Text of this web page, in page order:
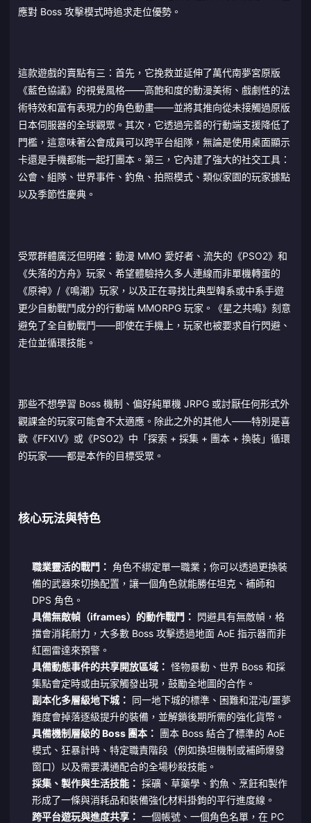
應對 Boss 攻擊模式時追求走位優勢。
這款遊戲的賣點有三：首先，它挽救並延伸了萬代南夢宮原版
《藍色協議》的視覺風格——高飽和度的動漫美術、戲劇性的法
術特效和富有表現力的角色動畫——並將其推向從未接觸過原版
日本伺服器的全球觀眾。其次，它透過完善的行動端支援降低了
門檻，這意味著公會成員可以跨平台組隊，無論是使用桌面顯示
卡還是手機都能一起打團本。第三，它內建了強大的社交工具：
公會、組隊、世界事件、釣魚、拍照模式、類似家園的玩家據點
以及季節性慶典。
受眾群體廣泛但明確：動漫 MMO 愛好者、流失的《PSO2》和
《失落的方舟》玩家、希望體驗持久多人連線而非單機轉蛋的
《原神》/《鳴潮》玩家，以及正在尋找比典型韓系或中系手遊
更少自動戰鬥成分的行動端 MMORPG 玩家。《星之共鳴》刻意
避免了全自動戰鬥——即使在手機上，玩家也被要求自行閃避、
走位並循環技能。
那些不想學習 Boss 機制、偏好純單機 JRPG 或討厭任何形式外
觀課金的玩家可能會不太適應。除此之外的其他人——特別是喜
歡《FFXIV》或《PSO2》中「探索 + 採集 + 團本 + 換裝」循環
的玩家——都是本作的目標受眾。
核心玩法與特色
職業靈活的戰鬥： 角色不綁定單一職業；你可以透過更換裝
備的武器來切換配置，讓一個角色就能勝任坦克、補師和
DPS 角色。
具備無敵幀（iframes）的動作戰鬥： 閃避具有無敵幀，格
擋會消耗耐力，大多數 Boss 攻擊透過地面 AoE 指示器而非
紅圈雷達來預警。
具備動態事件的共享開放區域： 怪物暴動、世界 Boss 和採
集點會定時或由玩家觸發出現，鼓勵全地圖的合作。
副本化多層級地下城： 同一地下城的標準、困難和混沌/噩夢
難度會掉落逐級提升的裝備，並解鎖後期所需的強化貨幣。
具備機制層級的 Boss 團本： 團本 Boss 結合了標準的 AoE
模式、狂暴計時、特定職責階段（例如換坦機制或補師爆發
窗口）以及需要溝通配合的全場秒殺技能。
採集、製作與生活技能： 採礦、草藥學、釣魚、烹飪和製作
形成了一條與消耗品和裝備強化材料掛鉤的平行進度線。
跨平台遊玩與進度共享： 一個帳號、一個角色名單，在 PC